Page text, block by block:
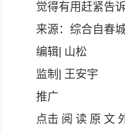
觉得有用赶紧告
来源：综合自春
编辑| 山松
监制| 王安宇
推广
点击 阅 读 原 文